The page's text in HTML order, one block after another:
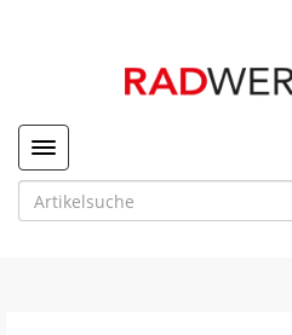
Toggle navigation